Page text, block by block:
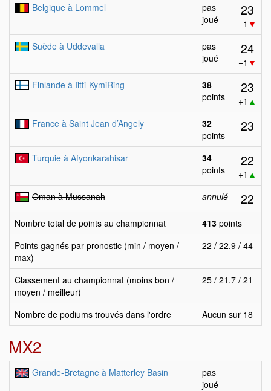
Belgique à Lommel
pas
joué
23
−1 ▼
Suède à Uddevalla
pas
joué
24
−1 ▼
Finlande à Iitti-KymiRing
38
points
23
+1 ▲
France à Saint Jean d’Angely
32
points
23
Turquie à Afyonkarahisar
34
points
22
+1 ▲
Oman à Mussanah
annulé 22
Nombre total de points au championnat 413 points
Points gagnés par pronostic (min / moyen /
max)
22 / 22.9 / 44
Classement au championnat (moins bon /
moyen / meilleur)
25 / 21.7 / 21
Nombre de podiums trouvés dans l'ordre Aucun sur 18
MX2
Grande-Bretagne à Matterley Basin
pas
joué